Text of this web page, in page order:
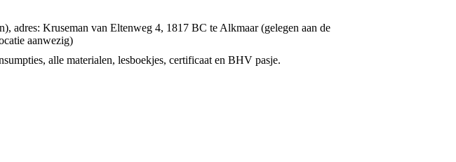
adres: Kruseman van Eltenweg 4, 1817 BC te Alkmaar (gelegen aan de
aanwezig)
alle materialen, lesboekjes, certificaat en BHV pasje.